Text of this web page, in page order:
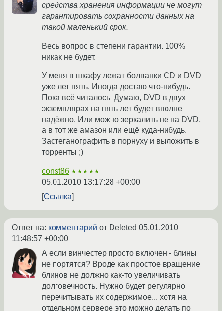
средства хранения информации не могут
гарантировать сохранности данных на
такой маленький срок.
Весь вопрос в степени гарантии. 100%
никак не будет.
У меня в шкафу лежат болванки CD и DVD
уже лет пять. Иногда достаю что-нибудь.
Пока всё читалось. Думаю, DVD в двух
экземплярах на пять лет будет вполне
надёжно. Или можно зеркалить не на DVD,
а в тот же амазон или ещё куда-нибудь.
Застеганографить в порнуху и выложить в
торренты ;)
const86 ★★★★★
05.01.2010 13:17:28 +00:00
Ссылка
Ответ на: комментарий от Deleted 05.01.2010
11:48:57 +00:00
А если винчестер просто включен - блины
не портятся? Вроде как простое вращение
блинов не должно как-то увеличивать
долговечность. Нужно будет регулярно
перечитывать их содержимое... хотя на
отдельном сервере это можно делать по